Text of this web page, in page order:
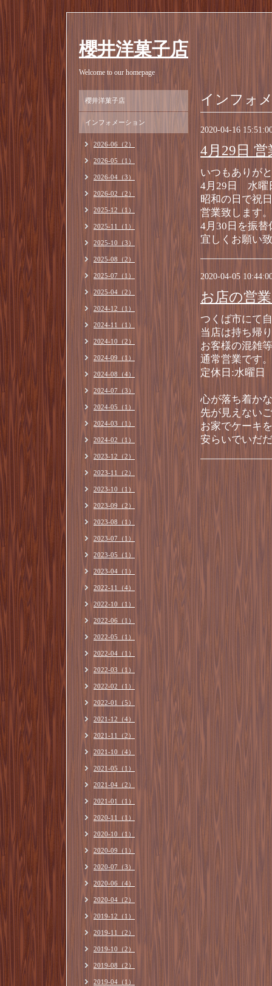
櫻井洋菓子店
Welcome to our homepage
インフォ
2020-04-16
4月29日
いつもありが
4月29日 水曜
昭和の日で祝
営業致します。
4月30日を振
宜しくお願い
2020-04-05
お店の営
つくば市にて
当店は持ち帰
お客様の混雑
通常営業です。
定休日:水曜
心が落ち着か
先が見えない
お家でケーキ
安らいでいだ
櫻井洋菓子店
インフォメーション
2026-06（2）
2026-05（1）
2026-04（3）
2026-02（2）
2025-12（1）
2025-11（1）
2025-10（3）
2025-08（2）
2025-07（1）
2025-04（2）
2024-12（1）
2024-11（1）
2024-10（2）
2024-09（1）
2024-08（4）
2024-07（3）
2024-05（1）
2024-03（1）
2024-02（1）
2023-12（2）
2023-11（2）
2023-10（1）
2023-09（2）
2023-08（1）
2023-07（1）
2023-05（1）
2023-04（1）
2022-11（4）
2022-10（1）
2022-06（1）
2022-05（1）
2022-04（1）
2022-03（1）
2022-02（1）
2022-01（5）
2021-12（4）
2021-11（2）
2021-10（4）
2021-05（1）
2021-04（2）
2021-01（1）
2020-11（1）
2020-10（1）
2020-09（1）
2020-07（3）
2020-06（4）
2020-04（2）
2019-12（1）
2019-11（2）
2019-10（2）
2019-08（2）
2019-04（1）